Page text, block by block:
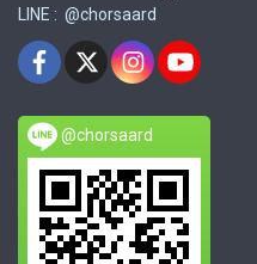
LINE : @chorsaard
@chorsaard